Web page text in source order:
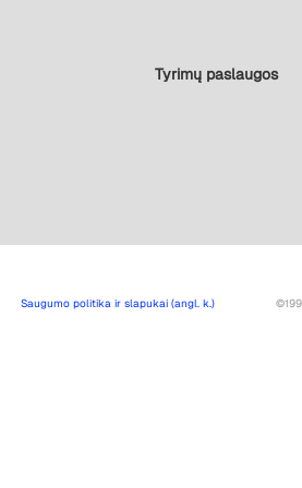
Tyrimų paslaugos
Saugumo politika ir slapukai (angl. k.)